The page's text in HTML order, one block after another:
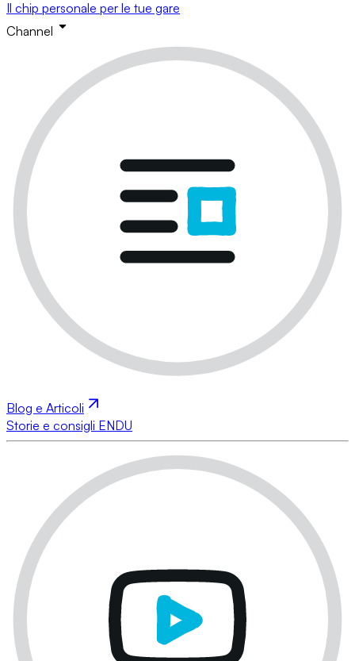
Il chip personale per le tue gare
Channel
Blog e Articoli
Storie e consigli ENDU